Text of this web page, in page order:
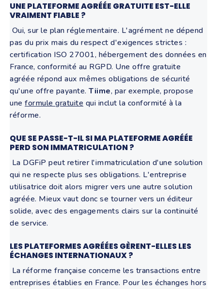
UNE PLATEFORME AGRÉÉE GRATUITE EST-ELLE
VRAIMENT FIABLE ?
Oui, sur le plan réglementaire. L'agrément ne dépend
pas du prix mais du respect d'exigences strictes :
certification ISO 27001, hébergement des données en
France, conformité au RGPD. Une offre gratuite
agréée répond aux mêmes obligations de sécurité
qu'une offre payante. Tiime, par exemple, propose
une formule gratuite qui inclut la conformité à la
réforme.
QUE SE PASSE-T-IL SI MA PLATEFORME AGRÉÉE
PERD SON IMMATRICULATION ?
La DGFiP peut retirer l'immatriculation d'une solution
qui ne respecte plus ses obligations. L'entreprise
utilisatrice doit alors migrer vers une autre solution
agréée. Mieux vaut donc se tourner vers un éditeur
solide, avec des engagements clairs sur la continuité
de service.
LES PLATEFORMES AGRÉÉES GÈRENT-ELLES LES
ÉCHANGES INTERNATIONAUX ?
La réforme française concerne les transactions entre
entreprises établies en France. Pour les échanges hors